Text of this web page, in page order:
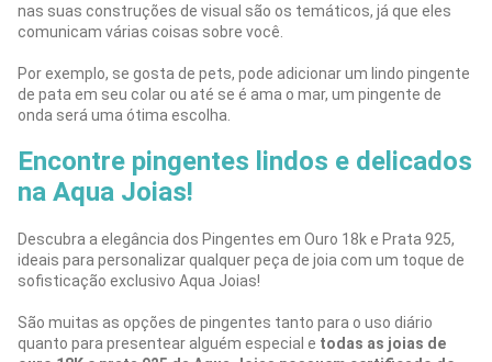
nas suas construções de visual são os temáticos, já que eles
comunicam várias coisas sobre você.
Por exemplo, se gosta de pets, pode adicionar um lindo pingente
de pata em seu colar ou até se é ama o mar, um pingente de
onda será uma ótima escolha.
Encontre pingentes lindos e delicados
na Aqua Joias!
Descubra a elegância dos Pingentes em Ouro 18k e Prata 925,
ideais para personalizar qualquer peça de joia com um toque de
sofisticação exclusivo Aqua Joias!
São muitas as opções de pingentes tanto para o uso diário
quanto para presentear alguém especial e todas as joias de